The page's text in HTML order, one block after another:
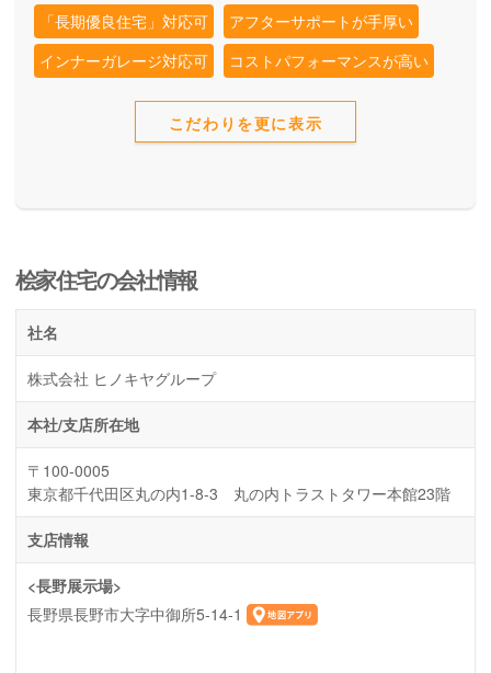
「長期優良住宅」対応可
アフターサポートが手厚い
インナーガレージ対応可
コストパフォーマンスが高い
こだわりを更に表示
桧家住宅の会社情報
社名
株式会社 ヒノキヤグループ
本社/支店所在地
〒100-0005
東京都千代田区丸の内1-8-3 丸の内トラストタワー本館23階
支店情報
<長野展示場>
長野県長野市大字中御所5-14-1